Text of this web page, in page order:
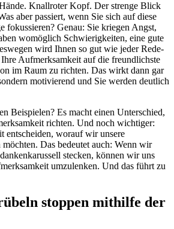
Knallroter Kopf. Der strenge Blick
aber passiert, wenn Sie sich auf diese
fokussieren? Genau: Sie kriegen Angst,
womöglich Schwierigkeiten, eine gute
wird Ihnen so gut wie jeder Rede-
Aufmerksamkeit auf die freundlichste
im Raum zu richten. Das wirkt dann gar
motivierend und Sie werden deutlich
Beispielen? Es macht einen Unterschied,
richten. Und noch wichtiger:
entscheiden, worauf wir unsere
Das bedeutet auch: Wenn wir
stecken, können wir uns
umzulenken. Und das führt zu
stoppen mithilfe der